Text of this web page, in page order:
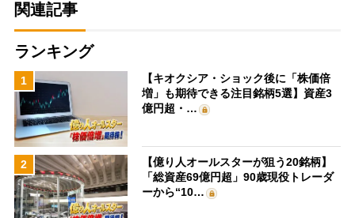
関連記事
ランキング
1
【キオクシア・ショック後に「株価倍
増」も期待できる注目銘柄5選】資産3
億円超・…
2
【億り人オールスターが狙う20銘柄】
「総資産69億円超」90歳現役トレーダ
ーから“10…